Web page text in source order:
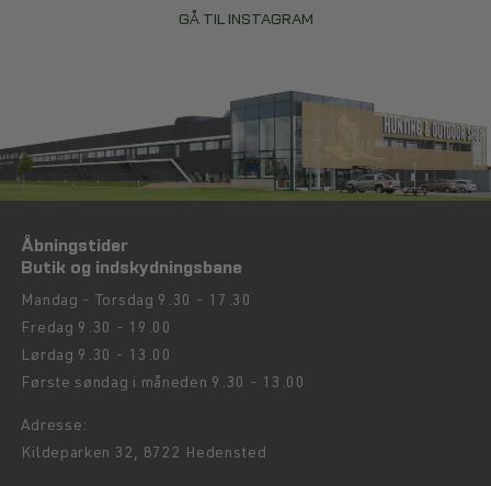
GÅ TIL INSTAGRAM
Åbningstider
Butik og indskydningsbane
Mandag - Torsdag 9.30 - 17.30
Fredag 9.30 - 19.00
Lørdag 9.30 - 13.00
Første søndag i måneden 9.30 - 13.00
Adresse:
Kildeparken 32, 8722 Hedensted